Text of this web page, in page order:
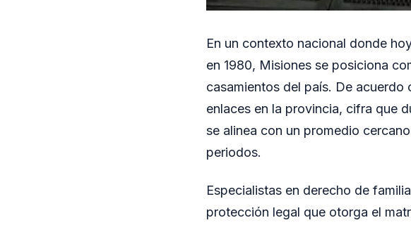
En un contexto nacional donde
en 1980, Misiones se posiciona
casamientos del país. De
enlaces en la provincia, cifra que
se alinea con un promedio
periodos.
Especialistas en derecho de
protección legal que otorga el